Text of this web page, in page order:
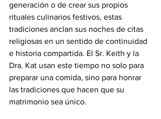
generación o de crear sus propios
rituales culinarios festivos, estas
tradiciones anclan sus noches de citas
religiosas en un sentido de continuidad
e historia compartida. El Sr. Keith y la
Dra. Kat usan este tiempo no solo para
preparar una comida, sino para honrar
las tradiciones que hacen que su
matrimonio sea único.